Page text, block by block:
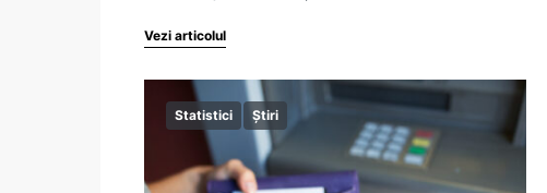
Vezi articolul
Statistici Știri